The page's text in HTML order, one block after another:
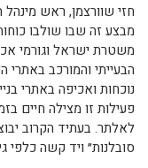
חזי שוורצמן, ראש
מבצע זה שבו שולבו
משטרת ישראל וגורמי
הבעייתי והמורכב באתרי
נוכחות ואכיפה באתרי
פעילות זו מצילה חיים
לאלתר. בעתיד הקרוב
סובלנות״ ויד קשה כלפי